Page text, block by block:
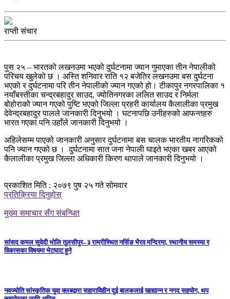
राप्ती संचार
पुस २५ – भारतको लखनउमा भएको दुर्घटनामा ज्यान गुमाएका तीन नेपालीको
परिचय खुलेको छ । अस्ति शनिवार राति १२ बजेतिर लखनउमा बस दुर्घटना
भएको र दुर्घटनामा परि तीन नेपालीको ज्यान गएको हो। टीकापुर नगरपालिका १
नयाँबस्तीका चन्द्रबहादुर साउद, ज्योतिनगरका ललित साउद र निर्मला
बोहोराको ज्यान गएको पुष्टि भएको जिल्ला प्रहरी कार्यालय कैलालीका प्रमुख
देवेन्द्रबहादुर पालले जानकारी दिनुभयो । घटनापछि उनीहरुको आफन्तहरु
भारत गएका पनि उहाँले जानकारी दिनुभयो ।
अहिलेसम्म पाएको जानकारी अनुसार दुर्घटनामा बस चालक भारतीय नागरिकको
पनि ज्यान गएको छ । दुर्घटनामा सात जना नेपाली घाइते भएका खबर आएको
कैलालीका प्रमुख जिल्ला अधिकारी किरण थापाले जानकारी दिनुभयो ।
प्रकाशित मिति : २०७९ पुष २५ गते सोमवार
प्रतिक्रिया दिनुहोस्
मुख्य समाचार सँग संबन्धित
सांसद कमल सुवेदी भोलि तुलसीपुर–३ राम्रीस्थित नर्सिङ भैरव मन्दिरमा, स्थानीय समस्या र
विकासका विषयमा भेटघाट हुने
नवज्योति सांस्कृतिक युवा क्लबद्वारा सहाराविहीन दुई बालकलाई खाद्यान्न र नगद सहयोग, थप